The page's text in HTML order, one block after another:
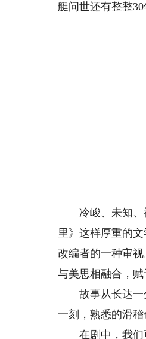
艇问世还有整整30
冷峻、未知、神
里》这样厚重的
改编者的一种审
与美思相融合，
故事从长达一分
一刻，熟悉的滑
在剧中，我们可